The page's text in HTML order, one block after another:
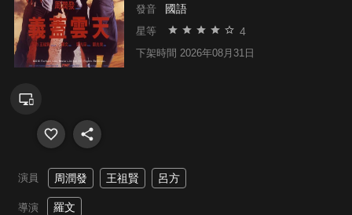
發音 國語
星等 4
下架時間 2026年08月31日
演員 周潤發 王祖賢 呂方
導演 羅文